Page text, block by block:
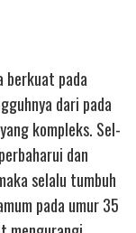
berkuat pada
dari pada
kompleks. Sel-
dan
selalu tumbuh
pada umur 35